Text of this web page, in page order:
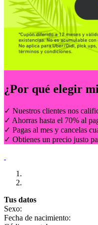
¿Por qué elegir
✓ Nuestros clientes nos
✓ Ahorras hasta el 70% al
✓ Pagas al mes y cancelas
✓ Obtienes un precio justo
Tus datos
Sexo:
Fecha de nacimiento: